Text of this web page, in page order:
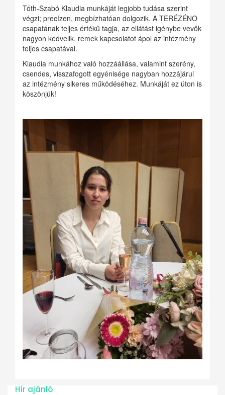
Tóth-Szabó Klaudia munkáját legjobb tudása szerint
végzi; precízen, megbízhatóan dolgozik. A TERÉZÉNO
csapatának teljes értékű tagja, az ellátást igénybe vevők
nagyon kedvelik, remek kapcsolatot ápol az intézmény
teljes csapatával.
Klaudia munkához való hozzáállása, valamint szerény,
csendes, visszafogott egyénisége nagyban hozzájárul
az intézmény sikeres működéséhez. Munkáját ez úton is
köszönjük!
Hír ajánló